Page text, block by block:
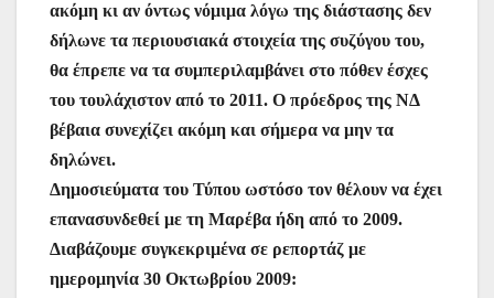
ακόμη κι αν όντως νόμιμα λόγω της διάστασης δεν
δήλωνε τα περιουσιακά στοιχεία της συζύγου του,
θα έπρεπε να τα συμπεριλαμβάνει στο πόθεν έσχες
του τουλάχιστον από το 2011. Ο πρόεδρος της ΝΔ
βέβαια συνεχίζει ακόμη και σήμερα να μην τα
δηλώνει.
Δημοσιεύματα του Τύπου ωστόσο τον θέλουν να έχει
επανασυνδεθεί με τη Μαρέβα ήδη από το 2009.
Διαβάζουμε συγκεκριμένα σε ρεπορτάζ με
ημερομηνία 30 Οκτωβρίου 2009: